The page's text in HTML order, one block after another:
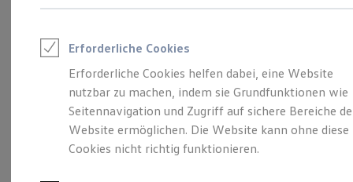
Menschen mit Behinderung
Rettungsdienste
ONE Business ID Vorteile
Fahrzeugsuche & Marktplatz
Fahrzeugsuche
Fahrzeuge online kaufen
Digitaler Marktplatz
Kauf & Finanzierung
Online-Fahrzeugbewertung
Dr.-Külz-Straße 2-4, 14542 Werder OT Glindow
Erforderliche Cookies
Erforderliche Cookies helfen dabei, eine Website
nutzbar zu machen, indem sie Grundfunktionen wie
Seitennavigation und Zugriff auf sichere Bereiche
Website ermöglichen. Die Website kann ohne diese
Cookies nicht richtig funktionieren.